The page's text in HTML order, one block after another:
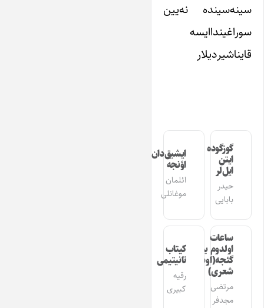
سینه‌سینده نه‌یین
سوراغینداایسه
قایناشیردیلار
گوزگوده
ایتن
ایل‌لر
حیدر
بابایی
ایشیق‌دان
اؤنجه
ائلمان
موغانلی
ساعات
اولدوم بیر
گئجه(اوشاق
شعری)
مرتضی
مجدفر
کیتاب
تانیتیمی
رقیه
کبیری